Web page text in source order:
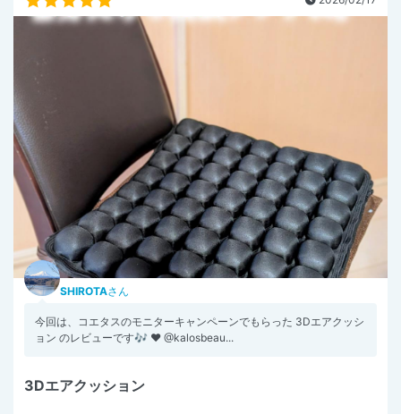
SHIROTAさん
今回は、コエタスのモニターキャンペーンでもらった 3Dエアクッシ
ョン のレビューです🎶 ♥ @kalosbeau...
3Dエアクッション